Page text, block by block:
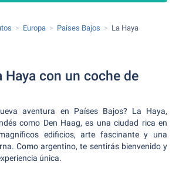
Europa Paises Bajos La Haya
Haya con un coche de
aventura en Países Bajos? La Haya,
como Den Haag, es una ciudad rica en
edificios, arte fascinante y una
Como argentino, te sentirás bienvenido y
única.